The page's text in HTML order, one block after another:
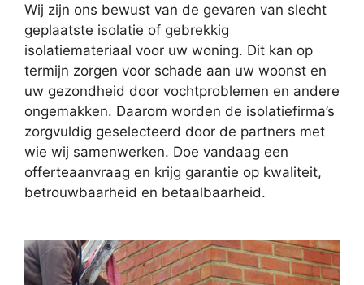
Wij zijn ons bewust van de gevaren van slecht
geplaatste isolatie of gebrekkig
isolatiemateriaal voor uw woning. Dit kan op
termijn zorgen voor schade aan uw woonst en
uw gezondheid door vochtproblemen en andere
ongemakken. Daarom worden de isolatiefirma’s
zorgvuldig geselecteerd door de partners met
wie wij samenwerken. Doe vandaag een
offerteaanvraag en krijg garantie op kwaliteit,
betrouwbaarheid en betaalbaarheid.